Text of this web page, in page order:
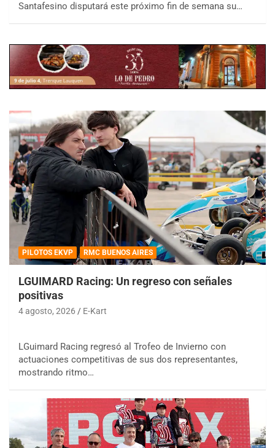
Santafesino disputará este próximo fin de semana su…
PILOTOS EKVP RMC BUENOS AIRES
LGUIMARD Racing: Un regreso con señales
positivas
4 agosto, 2026 E-Kart
LGuimard Racing regresó al Trofeo de Invierno con
actuaciones competitivas de sus dos representantes,
mostrando ritmo…